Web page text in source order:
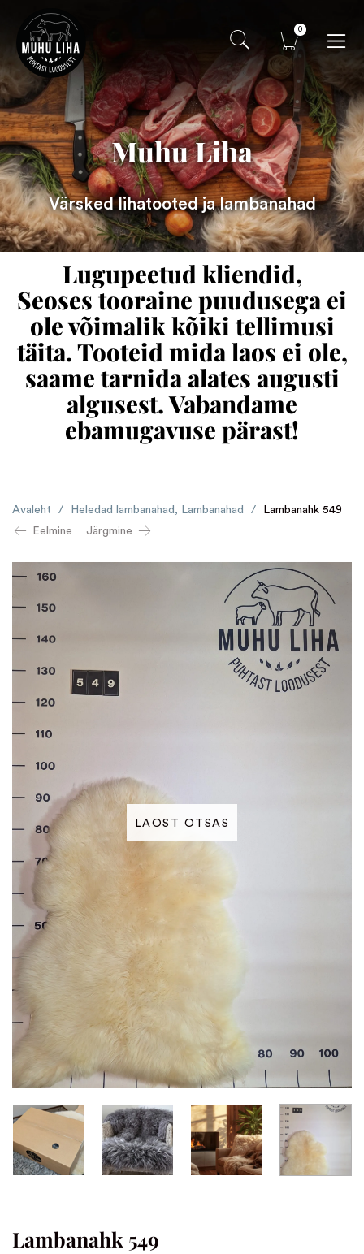
0
Muhu Liha
Värsked lihatooted ja lambanahad
Lugupeetud kliendid,
Seoses tooraine puudusega ei
ole võimalik kõiki tellimusi
täita. Tooteid mida laos ei ole,
saame tarnida alates augusti
algusest. Vabandame
ebamugavuse pärast!
Avaleht / Heledad lambanahad , Lambanahad /
Lambanahk 549
Eelmine
Järgmine
LAOST OTSAS
Lambanahk 549